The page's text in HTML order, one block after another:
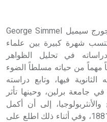
سيميل (جورج ـ) (1858 ـ 1918) جورج سيميل George Simmel
شهرة كبيرة بين علماء
في تحليل الظواهر
مهماً من حياته مسلطاً الضوء
فيها، وتابع دراسته
في جامعة برلين، وحينها تأثر
إلى أن أكمل
دراسة الدكتوراه في الفلسفة عام 1881، وفي أثناء ذلك اطلع على